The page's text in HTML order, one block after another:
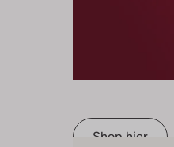
Shop hier